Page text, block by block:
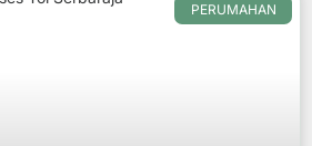
PERUMAHAN